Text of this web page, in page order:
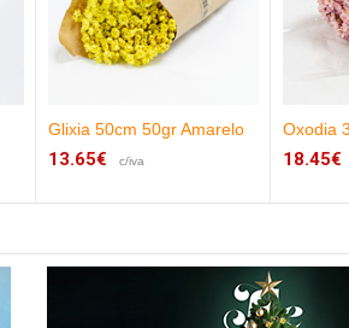
Glixia 50cm 50gr Amarelo
13.65€ c/iva
Oxodia
18.45€